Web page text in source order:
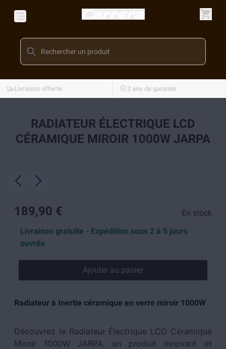
Livraison offerte 2 ans de garantie
RADIATEUR ÉLECTRIQUE LCD
CÉRAMIQUE MIROIR 1000W JARPA
189,90 €
En stock
Livraison gratuite - Expédition sous 2 à 5 jours
ouvrés
Ajouter au panier
Radiateur à Inertie céramique en verre miroir 1000W
Découvrez le Radiateur Électrique LCD Céramique
Miroir 1000W JARPA, un produit innovant et